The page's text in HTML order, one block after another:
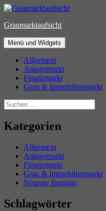
Zum
springen
Graumarktaufsicht
Menü und Widgets
Allgemein
Anlagemarkt
Finanzmarkt
Grau & Immobilienmarkt
Suchen
nach:
Kategorien
Allgemein
Anlagemarkt
Finanzmarkt
Grau & Immobilienmarkt
Neueste Beiträge
Schlagwörter